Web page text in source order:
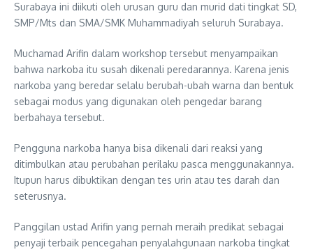
Surabaya ini diikuti oleh urusan guru dan murid dati tingkat SD,
SMP/Mts dan SMA/SMK Muhammadiyah seluruh Surabaya.
Muchamad Arifin dalam workshop tersebut menyampaikan
bahwa narkoba itu susah dikenali peredarannya. Karena jenis
narkoba yang beredar selalu berubah-ubah warna dan bentuk
sebagai modus yang digunakan oleh pengedar barang
berbahaya tersebut.
Pengguna narkoba hanya bisa dikenali dari reaksi yang
ditimbulkan atau perubahan perilaku pasca menggunakannya.
Itupun harus dibuktikan dengan tes urin atau tes darah dan
seterusnya.
Panggilan ustad Arifin yang pernah meraih predikat sebagai
penyaji terbaik pencegahan penyalahgunaan narkoba tingkat